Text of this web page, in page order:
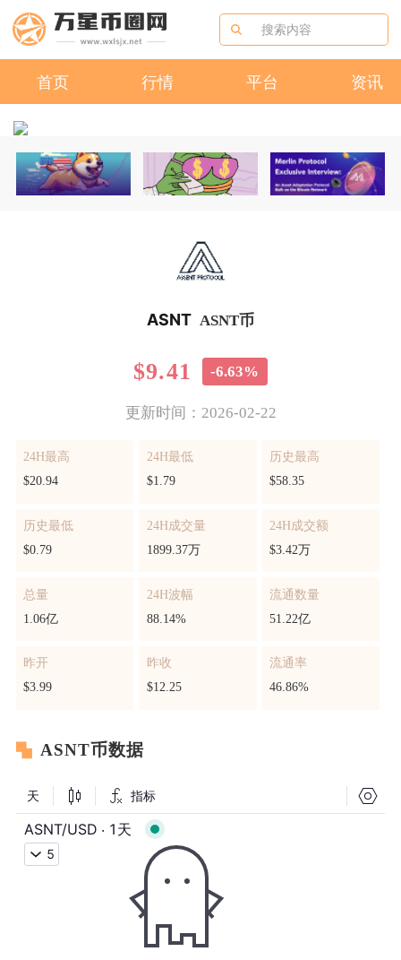
首页 行情 平台 资讯
ASNT ASNT币
$9.41 -6.63%
更新时间：2026-02-22
24H最高
$20.94
24H最低
$1.79
历史最高
$58.35
历史最低
$0.79
24H成交量
1899.37万
24H成交额
$3.42万
总量
1.06亿
24H波幅
88.14%
流通数量
51.22亿
昨开
$3.99
昨收
$12.25
流通率
46.86%
ASNT币数据